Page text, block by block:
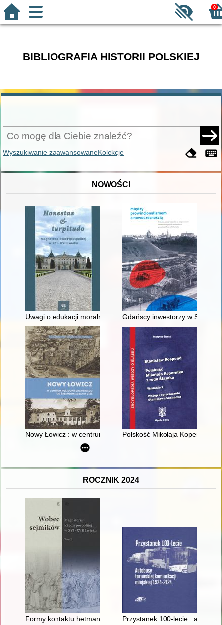
0
BIBLIOGRAFIA HISTORII POLSKIEJ
Wyszukiwanie zaawansowaneKolekcje
NOWOŚCI
Uwagi o edukacji moralnej synów szlacheckich w XVI-
Gdańscy inwestorzy w
Nowy Łowicz : w centrum poligonu drawskiego od
Polskość Mikołaja Kopernika z
ROCZNIK 2024
Formy kontaktu hetmana koronnego ze szlachtą w czasie
Przystanek 100-lecie :